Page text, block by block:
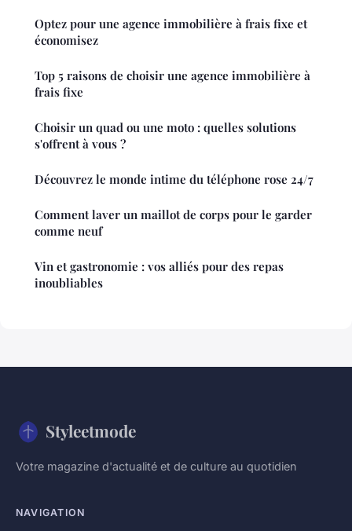
Optez pour une agence immobilière à frais fixe et
économisez
Top 5 raisons de choisir une agence immobilière à
frais fixe
Choisir un quad ou une moto : quelles solutions
s'offrent à vous ?
Découvrez le monde intime du téléphone rose 24/7
Comment laver un maillot de corps pour le garder
comme neuf
Vin et gastronomie : vos alliés pour des repas
inoubliables
Styleetmode
Votre magazine d'actualité et de culture au quotidien
NAVIGATION